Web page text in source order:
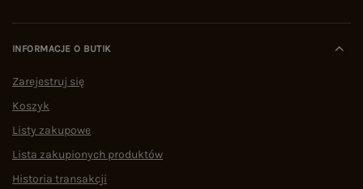
INFORMACJE O BUTIK
Zarejestruj się
Koszyk
Listy zakupowe
Lista zakupionych produktów
Historia transakcji